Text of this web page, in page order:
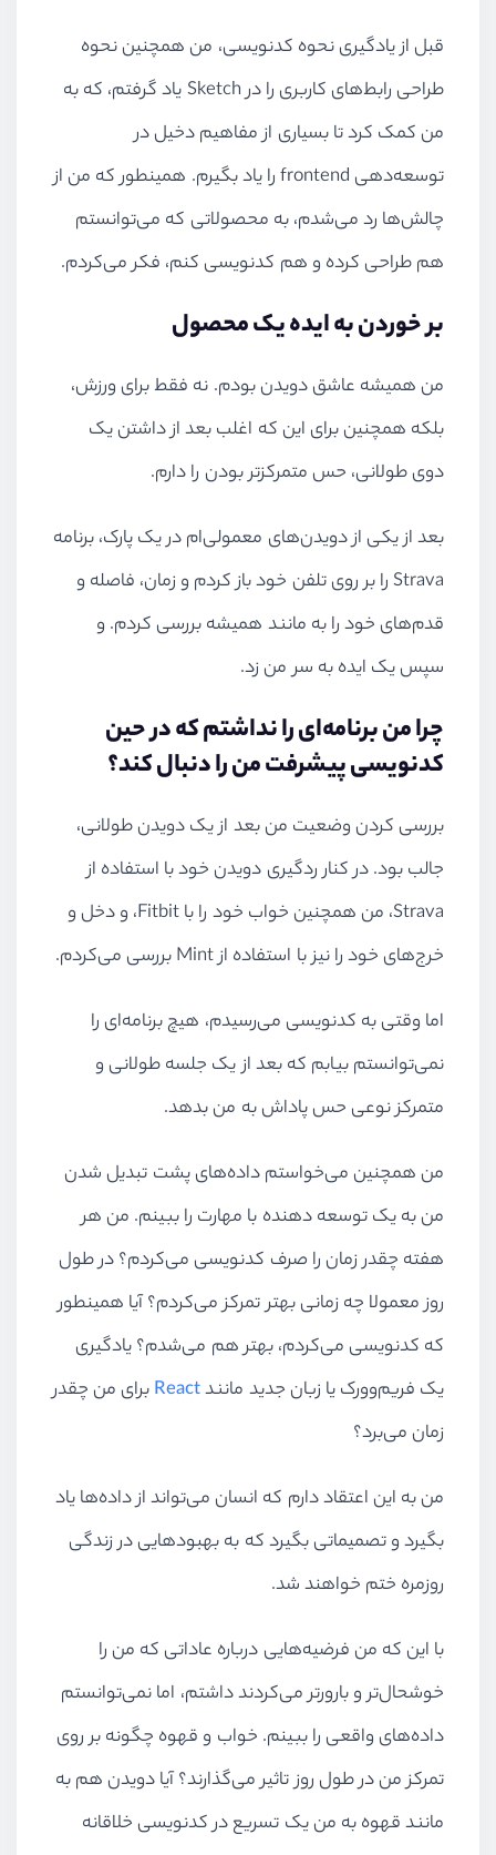
قبل از یادگیری نحوه کدنویسی، من همچنین نحوه
طراحی رابط‌های کاربری را در Sketch یاد گرفتم، که به
من کمک کرد تا بسیاری از مفاهیم دخیل در
توسعه‌دهی frontend را یاد بگیرم. همینطور که من از
چالش‌ها رد می‌شدم، به محصولاتی که می‌توانستم
هم طراحی کرده و هم کدنویسی کنم، فکر می‌کردم.
بر خوردن به ایده یک محصول
من همیشه عاشق دویدن بودم. نه فقط برای ورزش،
بلکه همچنین برای این که اغلب بعد از داشتن یک
دوی طولانی، حس متمرکزتر بودن را دارم.
بعد از یکی از دویدن‌های معمولی‌ام در یک پارک، برنامه
Strava را بر روی تلفن خود باز کردم و زمان، فاصله و
قدم‌های خود را به مانند همیشه بررسی کردم. و
سپس یک ایده به سر من زد.
چرا من برنامه‌ای را نداشتم که در حین
کدنویسی پیشرفت من را دنبال کند؟
بررسی کردن وضعیت من بعد از یک دویدن طولانی،
جالب بود. در کنار ردگیری دویدن خود با استفاده از
Strava، من همچنین خواب خود را با Fitbit، و دخل و
خرج‌های خود را نیز با استفاده از Mint بررسی می‌کردم.
اما وقتی به کدنویسی می‌رسیدم، هیچ برنامه‌ای را
نمی‌توانستم بیابم که بعد از یک جلسه طولانی و
متمرکز نوعی حس پاداش به من بدهد.
من همچنین می‌خواستم داده‌های پشت تبدیل شدن
من به یک توسعه دهنده با مهارت را ببینم. من هر
هفته چقدر زمان را صرف کدنویسی می‌کردم؟ در طول
روز معمولا چه زمانی بهتر تمرکز می‌کردم؟ آیا همینطور
که کدنویسی می‌کردم، بهتر هم می‌شدم؟ یادگیری
یک فریم‌وورک یا زبان جدید مانندReactبرای من چقدر
زمان می‌برد؟
من به این اعتقاد دارم که انسان می‌تواند از داده‌ها یاد
بگیرد و تصمیماتی بگیرد که به بهبودهایی در زندگی
روزمره ختم خواهند شد.
با این که من فرضیه‌هایی درباره عاداتی که من را
خوشحال‌تر و بارورتر می‌کردند داشتم، اما نمی‌توانستم
داده‌های واقعی را ببینم. خواب و قهوه چگونه بر روی
تمرکز من در طول روز تاثیر می‌گذارند؟ آیا دویدن هم به
مانند قهوه به من یک تسریع در کدنویسی خلاقانه